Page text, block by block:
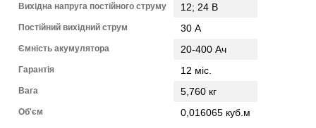
Вихідна напруга постійного струму 12; 24 В
Постійний вихідний струм 30 А
Ємність акумулятора 20-400 Ач
Гарантія 12 міс.
Вага 5,760 кг
Об'єм
0,016065 куб.м